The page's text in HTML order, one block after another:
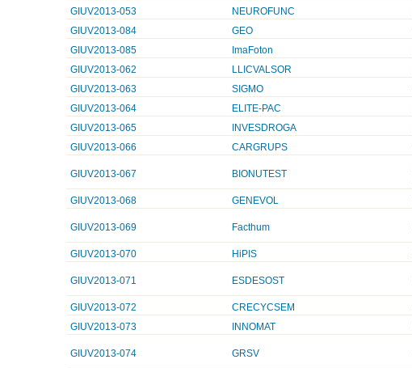
GIUV2013-053
NEUROFUNC
GIUV2013-084
GEO
GIUV2013-085
ImaFoton
GIUV2013-062
LLICVALSOR
GIUV2013-063
SIGMO
GIUV2013-064
ELITE-PAC
GIUV2013-065
INVESDROGA
GIUV2013-066
CARGRUPS
GIUV2013-067 BIONUTEST
GIUV2013-068 GENEVOL
GIUV2013-069 Facthum
GIUV2013-070
HiPIS
GIUV2013-071 ESDESOST
GIUV2013-072
CRECYCSEM
GIUV2013-073
INNOMAT
GIUV2013-074 GRSV